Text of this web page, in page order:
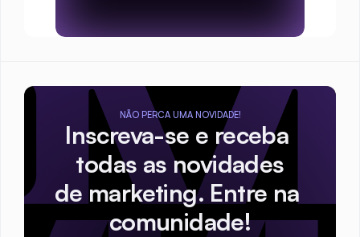
NÃO PERCA UMA NOVIDADE!
Inscreva-se e receba
todas as novidades
de marketing. Entre na
comunidade!